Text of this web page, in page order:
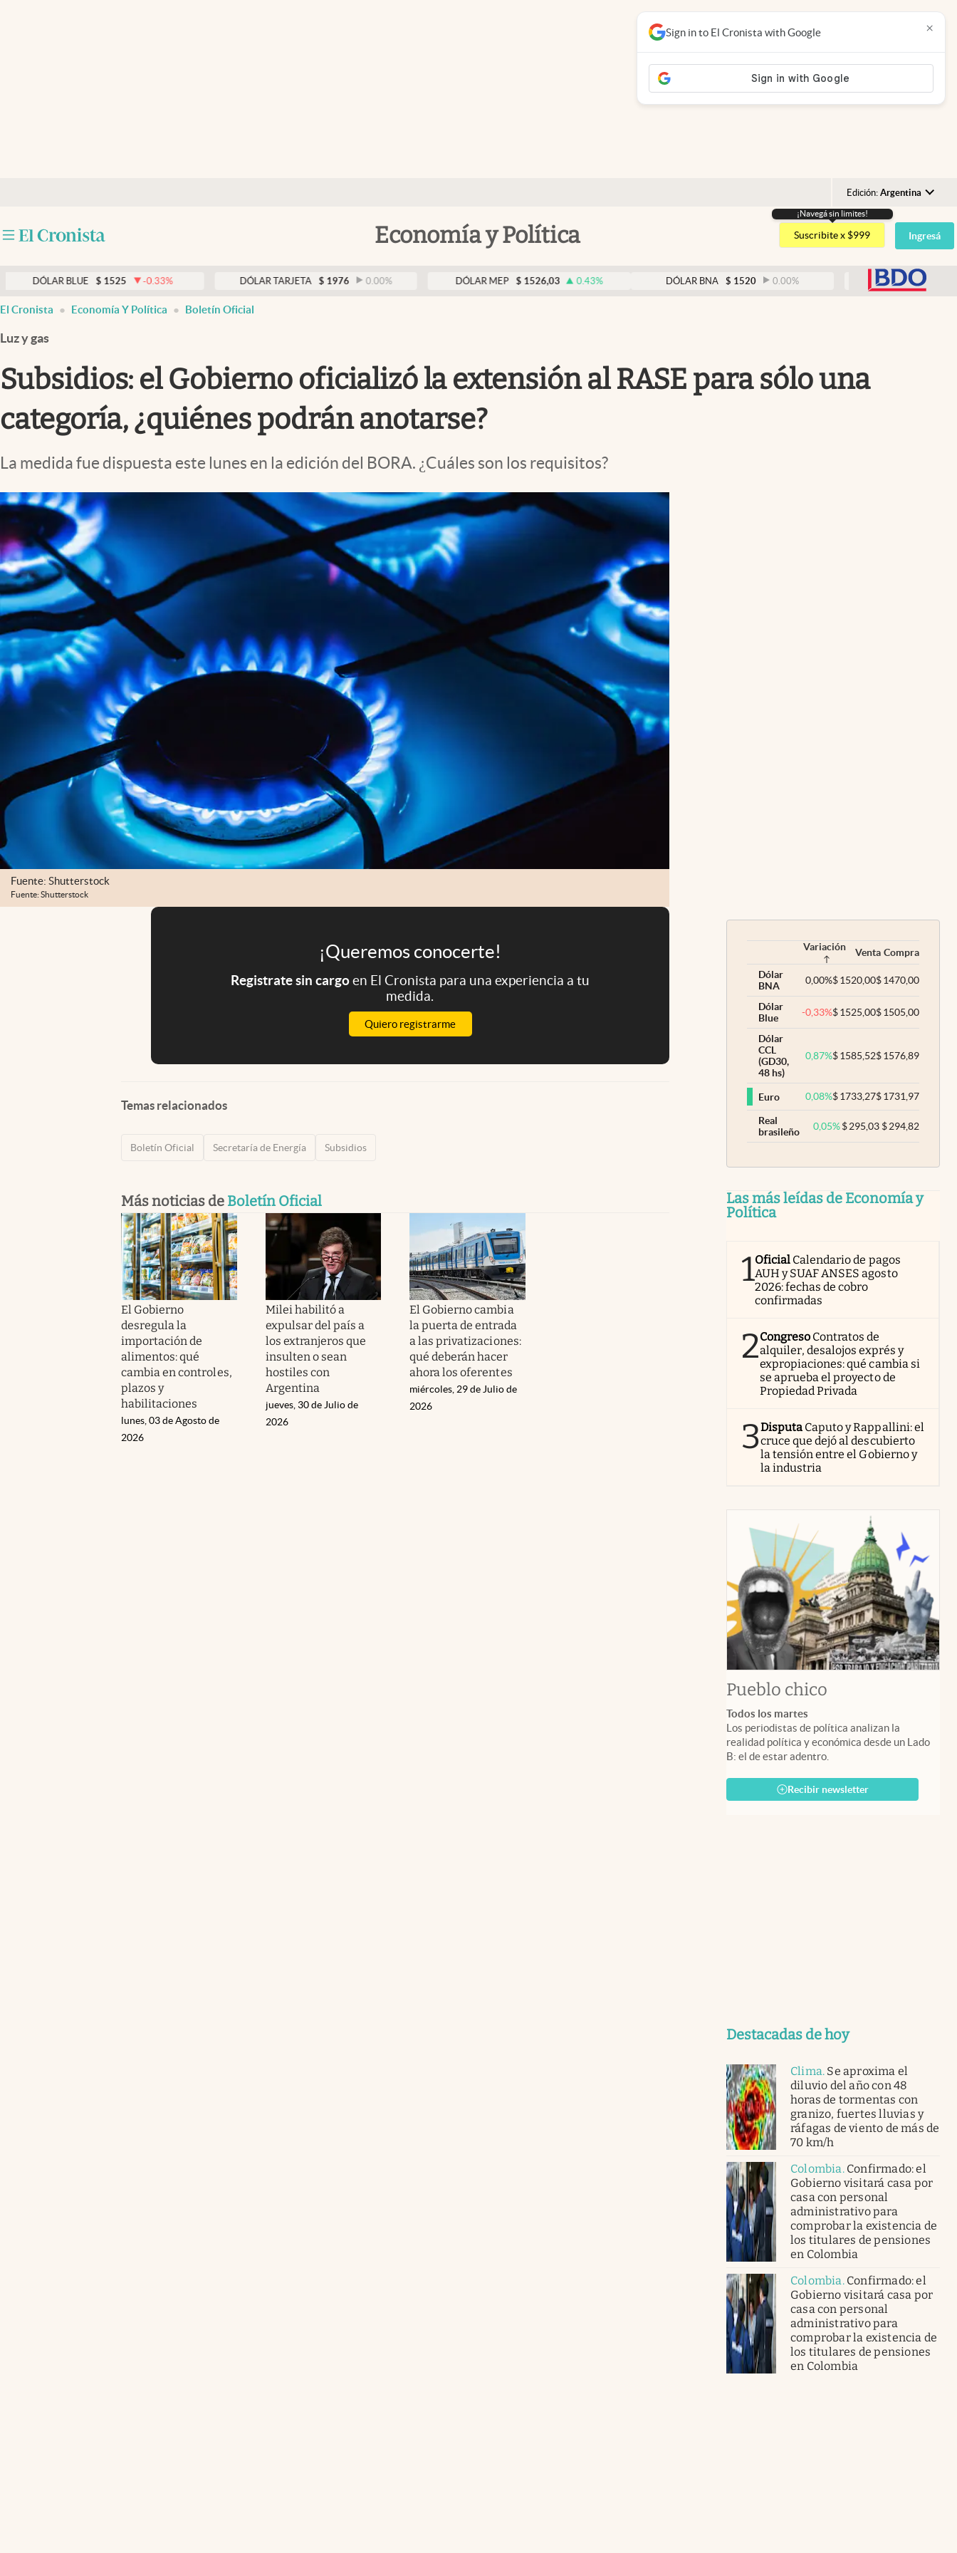
Edición: Argentina
Argentina
España
USA
Economía y Política
Clima
Mundial 2026
Eventos Corporativos
El Cronista Studio
abre en nueva pestaña
¡Navegá sin limites!
Suscribite x $999 Ingresá
BLUE $ 1525 -0.33% DÓLAR TARJETA $ 1976 0.00% DÓLAR MEP $ 1526,03 0.43% DÓLAR BNA $ 1520 0.00% DÓLAR BLUE $ 1525
Sign in to El Cronista with Google ×
El Cronista Economía Y Política Boletín Oficial
Luz y gas
Subsidios: el Gobierno oficializó la extensión al RASE para sólo una
categoría, ¿quiénes podrán anotarse?
La medida fue dispuesta este lunes en la edición del BORA. ¿Cuáles son los requisitos?
Fuente: Shutterstock
Fuente: Shutterstock
¡Queremos conocerte!
Registrate sin cargoen El Cronista para una experiencia a tu
medida.
Quiero registrarme
Temas relacionados
Boletín Oficial Secretaría de Energía Subsidios
Más noticias de Boletín Oficial
El Gobierno
desregula la
importación de
alimentos: qué
cambia en controles,
plazos y
habilitaciones
lunes, 03 de Agosto de
2026
Milei habilitó a
expulsar del país a
los extranjeros que
insulten o sean
hostiles con
Argentina
jueves, 30 de Julio de
2026
El Gobierno cambia
la puerta de entrada
a las privatizaciones:
qué deberán hacer
ahora los oferentes
miércoles, 29 de Julio de
2026
Variación Venta Compra
Dólar
BNA
0,00%$1520,00$1470,00
Dólar
Blue
-0,33%$1525,00$1505,00
Dólar
CCL
(GD30,
48 hs)
0,87%$1585,52$1576,89
Euro 0,08%$1733,27$1731,97
Real
brasileño
0,05% $295,03 $294,82
Las más leídas de Economía y
Política
1Oficial Calendario de pagos
AUH y SUAF ANSES agosto
2026: fechas de cobro
confirmadas
2Congreso Contratos de
alquiler, desalojos exprés y
expropiaciones: qué cambia si
se aprueba el proyecto de
Propiedad Privada
3Disputa Caputo y Rappallini: el
cruce que dejó al descubierto
la tensión entre el Gobierno y
la industria
Pueblo chico
Todos los martes
Los periodistas de política analizan la
realidad política y económica desde un Lado
B: el de estar adentro.
Recibir newsletter
Destacadas de hoy
Clima. Se aproxima el
diluvio del año con 48
horas de tormentas con
granizo, fuertes lluvias y
ráfagas de viento de más de
70 km/h
Colombia. Confirmado: el
Gobierno visitará casa por
casa con personal
administrativo para
comprobar la existencia de
los titulares de pensiones
en Colombia
Colombia. Confirmado: el
Gobierno visitará casa por
casa con personal
administrativo para
comprobar la existencia de
los titulares de pensiones
en Colombia